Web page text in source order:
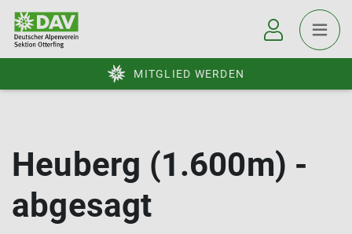
MITGLIED WERDEN
Heuberg (1.600m) -
abgesagt